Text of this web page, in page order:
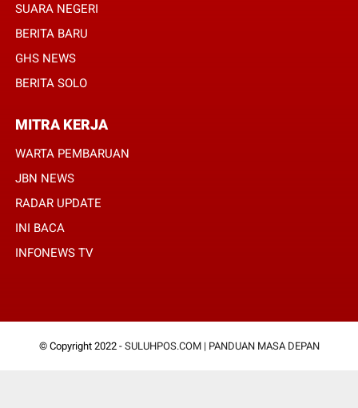
SUARA NEGERI
BERITA BARU
GHS NEWS
BERITA SOLO
MITRA KERJA
WARTA PEMBARUAN
JBN NEWS
RADAR UPDATE
INI BACA
INFONEWS TV
© Copyright 2022 - SULUHPOS.COM | PANDUAN MASA DEPAN